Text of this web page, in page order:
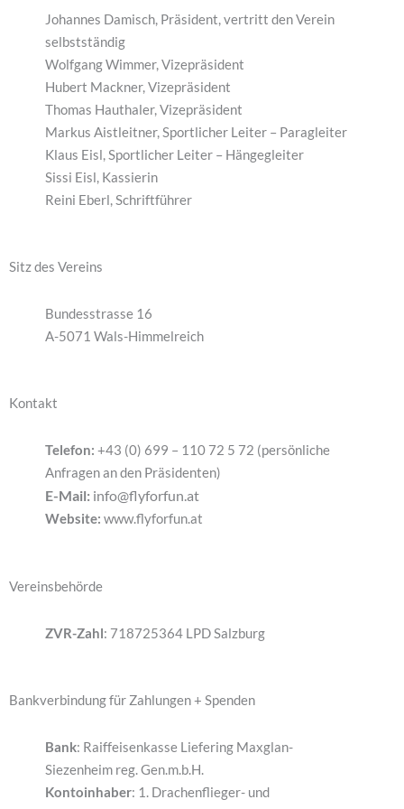
Johannes Damisch, Präsident, vertritt den Verein
selbstständig
Wolfgang Wimmer, Vizepräsident
Hubert Mackner, Vizepräsident
Thomas Hauthaler, Vizepräsident
Markus Aistleitner, Sportlicher Leiter – Paragleiter
Klaus Eisl, Sportlicher Leiter – Hängegleiter
Sissi Eisl, Kassierin
Reini Eberl, Schriftführer
Sitz des Vereins
Bundesstrasse 16
A-5071 Wals-Himmelreich
Kontakt
Telefon: +43 (0) 699 – 110 72 5 72 (persönliche
Anfragen an den Präsidenten)
E-Mail: info@flyforfun.at
Website: www.flyforfun.at
Vereinsbehörde
ZVR-Zahl: 718725364 LPD Salzburg
Bankverbindung für Zahlungen + Spenden
Bank: Raiffeisenkasse Liefering Maxglan-
Siezenheim reg. Gen.m.b.H.
Kontoinhaber: 1. Drachenflieger- und